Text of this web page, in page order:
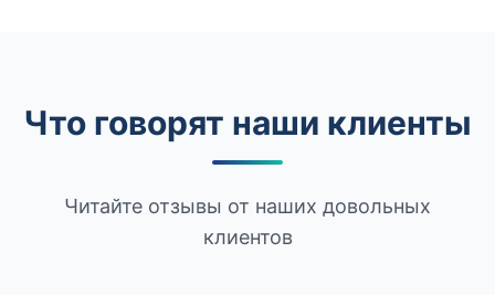
Что говорят наши клиенты
Читайте отзывы от наших довольных
клиентов